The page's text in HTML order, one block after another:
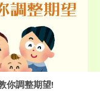
你調整期望!